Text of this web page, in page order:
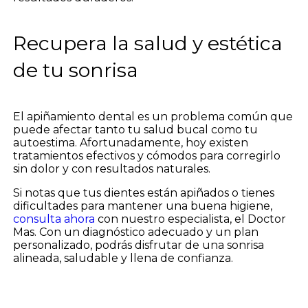
Recupera la salud y estética
de tu sonrisa
El apiñamiento dental es un problema común que
puede afectar tanto tu salud bucal como tu
autoestima. Afortunadamente, hoy existen
tratamientos efectivos y cómodos para corregirlo
sin dolor y con resultados naturales.
Si notas que tus dientes están apiñados o tienes
dificultades para mantener una buena higiene,
consulta ahora con nuestro especialista, el Doctor
Mas. Con un diagnóstico adecuado y un plan
personalizado, podrás disfrutar de una sonrisa
alineada, saludable y llena de confianza.